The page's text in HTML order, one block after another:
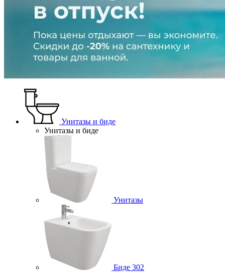
Унитазы и биде
Унитазы и биде
Унитазы
Биде 302